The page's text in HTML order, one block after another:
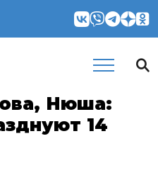
Нюша:
14